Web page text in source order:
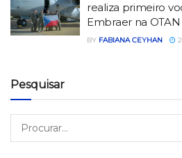
realiza primeiro
Embraer na OTAN
BY FABIANA CEYHAN
Pesquisar